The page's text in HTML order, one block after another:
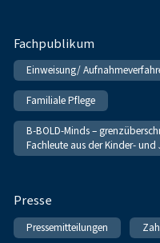
Fachpublikum
Einweisung/
Familiale Pflege
B-BOLD-Minds –
Fachleute aus der Kinder-
Presse
Pressemitteilungen